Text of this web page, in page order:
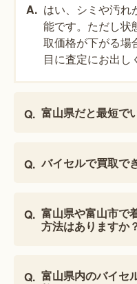
はい、シミや汚れ
能です。ただし状
取価格が下がる場
目に査定にお出し
富山県だと最短で
バイセルで買取で
富山県や富山市で
方法はありますか
富山県内のバイセ